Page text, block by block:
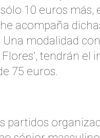
10 euros
acompaña
modalidad
tendrán
75 euros.